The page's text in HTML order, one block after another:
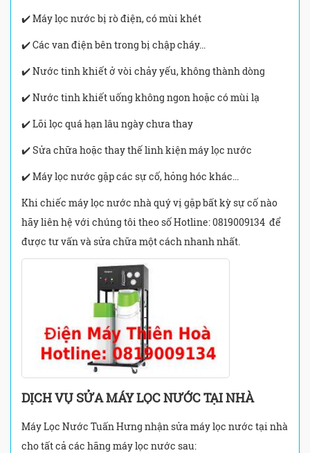
✔️ Máy lọc nước bị rò điện, có mùi khét
✔️ Các van điện bên trong bị chập cháy...
✔️ Nước tinh khiết ở vòi chảy yếu, không thành dòng
✔️ Nước tinh khiết uống không ngon hoặc có mùi lạ
✔️ Lõi lọc quá hạn lâu ngày chưa thay
✔️ Sửa chữa hoặc thay thế linh kiện máy lọc nước
✔️ Máy lọc nước gặp các sự cố, hỏng hóc khác...
Khi chiếc máy lọc nước nhà quý vị gặp bất kỳ sự cố nào
hãy liên hệ với chúng tôi theo số Hotline: 0819009134 để
được tư vấn và sửa chữa một cách nhanh nhất.
DỊCH VỤ SỬA MÁY LỌC NƯỚC TẠI NHÀ
Máy Lọc Nước Tuấn Hưng nhận sửa máy lọc nước tại nhà
cho tất cả các hãng máy lọc nước sau: